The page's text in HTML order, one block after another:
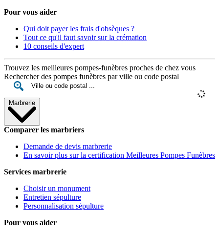
Pour vous aider
Qui doit payer les frais d'obsèques ?
Tout ce qu'il faut savoir sur la crémation
10 conseils d'expert
Trouvez les meilleures pompes-funèbres proches de chez vous
Rechercher des pompes funèbres par ville ou code postal
Marbrerie
Comparer les marbriers
Demande de devis marbrerie
En savoir plus sur la certification Meilleures Pompes Funèbres
Services marbrerie
Choisir un monument
Entretien sépulture
Personnalisation sépulture
Pour vous aider